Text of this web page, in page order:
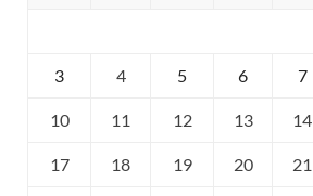
3 4 5 6 7
10 11 12 13 14
17 18 19 20 21